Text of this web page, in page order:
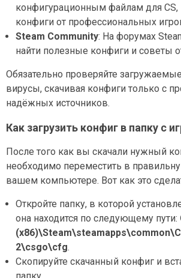
конфигурационным файлам для CS,
конфиги от профессиональных
Steam Community: На форумах
найти полезные конфиги и советы
Обязательно проверяйте
вирусы, скачивая конфиги только с
надёжных источников.
Как загрузить конфиг в папку с
После того как вы скачали нужный
необходимо переместить в
вашем компьютере. Вот как это
Откройте папку, в которой
она находится по следующему пути:
2\csgo\cfg.
Скопируйте скачанный конфиг и